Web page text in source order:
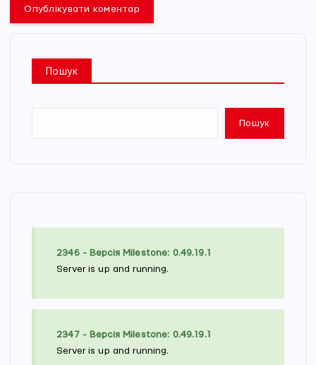
Пошук
Пошук
2346 - Версія Milestone: 0.49.19.1
Server is up and running.
2347 - Версія Milestone: 0.49.19.1
Server is up and running.